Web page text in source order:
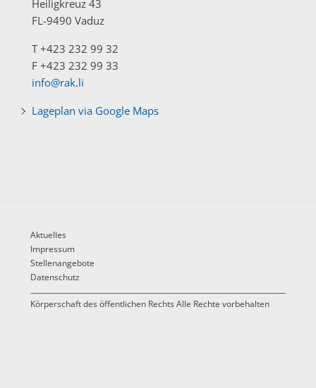
Heiligkreuz 43
FL-9490 Vaduz
T +423 232 99 32
F +423 232 99 33
info@rak.li
Lageplan via Google Maps
Aktuelles
Impressum
Stellenangebote
Datenschutz
Körperschaft des öffentlichen Rechts Alle Rechte vorbehalten